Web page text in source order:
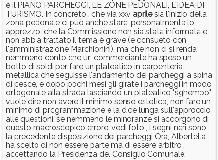
è il PIANO PARCHEGGI, LE ZONE PEDONALI, L'IDEA DI
TURISMO. In concreto , che via xxv aprilesia l'inizio della
zona pedonale ci può anche stare, personalmente lo
apprezzo, che la Commissione non sia stata informata e
non abbia trattato il tema è grave (e consueto con
l'amministrazione Marchionini), ma che non ci si renda
nemmeno conto che un commerciante ha speso un
botto di soldi per fare un plateatico in carpenteria
metallica che seguisse l'andamento dei parcheggi a spina
di pesce, e dopo pochi mesi gli girate i parcheggi in modo
ortogonale alla strada lasciando un plateatico "sghembo",
vuole dire non avere il minimo senso estetico, non fare un
minimo di programmazione e la dice lunga sull'approccio
alle questioni, se nemmeno le minoranze si accorgono di
questo macroscopico errore. vedi foto , i segni neri sono
la precedente disposizione dei parcheggi Ora, Albertella
ha scelto di non essere parte ma di essere arbitro ,
accettando la Presidenza del Consiglio Comunale,